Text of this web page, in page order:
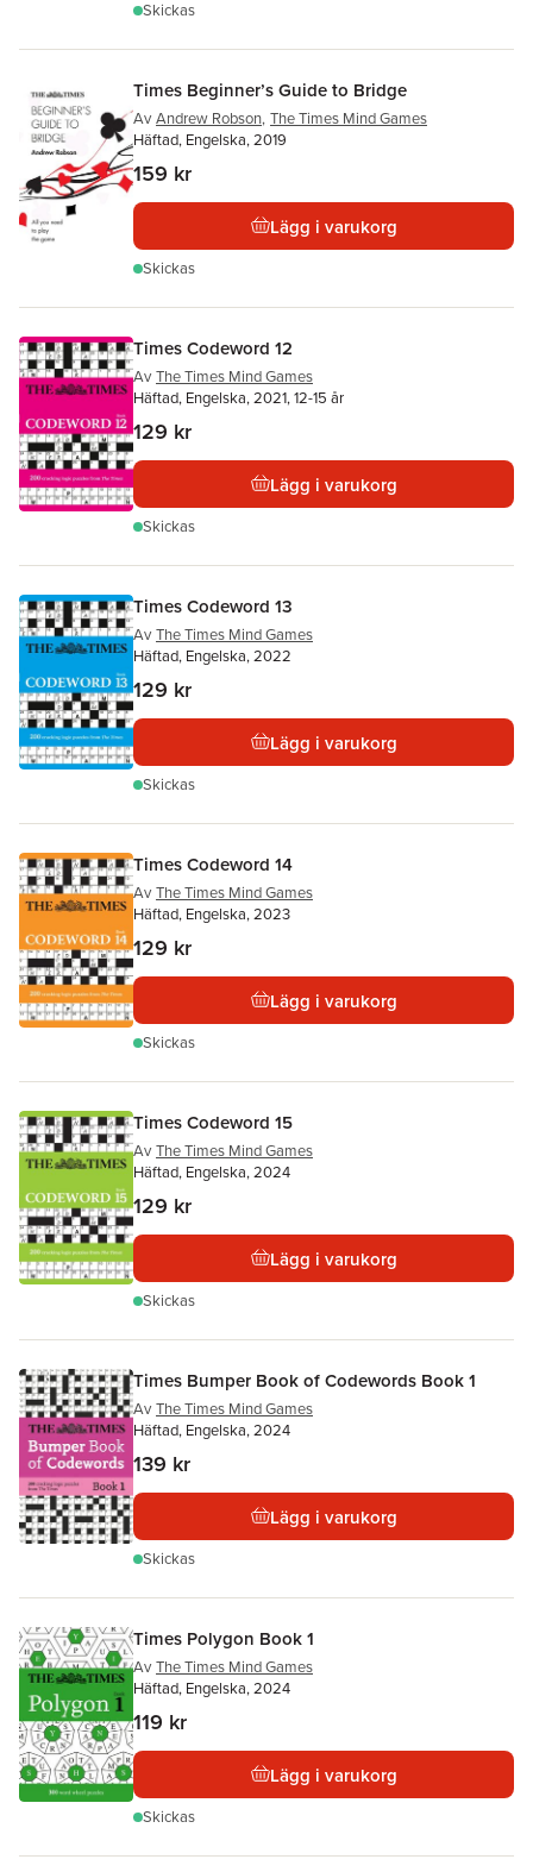
Skickas
Times Beginner’s Guide to Bridge
Av Andrew Robson, The Times Mind Games
Häftad, Engelska, 2019
159 kr
Lägg i varukorg
Skickas
Times Codeword 12
Av The Times Mind Games
Häftad, Engelska, 2021, 12-15 år
129 kr
Lägg i varukorg
Skickas
Times Codeword 13
Av The Times Mind Games
Häftad, Engelska, 2022
129 kr
Lägg i varukorg
Skickas
Times Codeword 14
Av The Times Mind Games
Häftad, Engelska, 2023
129 kr
Lägg i varukorg
Skickas
Times Codeword 15
Av The Times Mind Games
Häftad, Engelska, 2024
129 kr
Lägg i varukorg
Skickas
Times Bumper Book of Codewords Book 1
Av The Times Mind Games
Häftad, Engelska, 2024
139 kr
Lägg i varukorg
Skickas
Times Polygon Book 1
Av The Times Mind Games
Häftad, Engelska, 2024
119 kr
Lägg i varukorg
Skickas